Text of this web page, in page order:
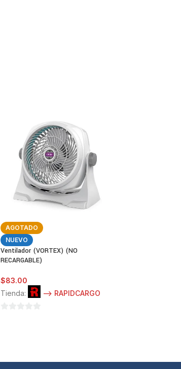
AGOTADO
NUEVO
Ventilador (VORTEX) (NO
RECARGABLE)
$83.00
Tienda:
--> RAPIDCARGO